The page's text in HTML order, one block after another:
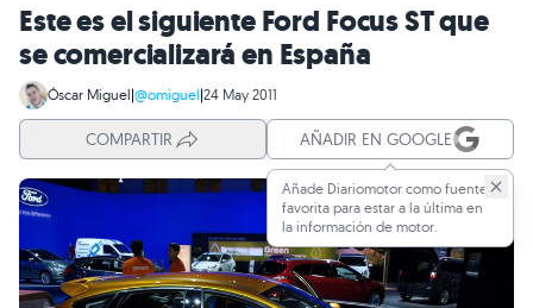
Este es el siguiente Ford Focus ST que
se comercializará en España
Óscar Miguel|@omiguel|24 May 2011
COMPARTIR AÑADIR EN GOOGLE
Añade Diariomotor como fuente
favorita para estar a la última en
la información de motor.